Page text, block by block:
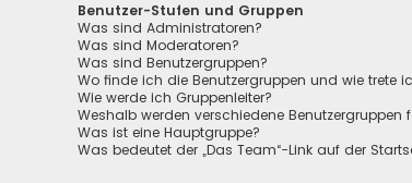
Benutzer-Stufen und Gruppen
Was sind Administratoren?
Was sind Moderatoren?
Was sind Benutzergruppen?
Wo finde ich die Benutzergruppen und wie trete
Wie werde ich Gruppenleiter?
Weshalb werden verschiedene Benutzergruppen
Was ist eine Hauptgruppe?
Was bedeutet der „Das Team“-Link auf der